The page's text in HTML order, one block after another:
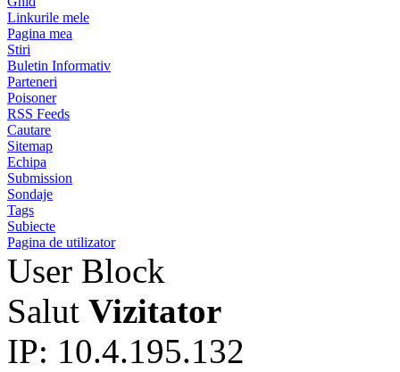
Linkurile mele
Pagina mea
Stiri
Buletin Informativ
Parteneri
Poisoner
RSS Feeds
Cautare
Sitemap
Echipa
Submission
Sondaje
Tags
Subiecte
Pagina de utilizator
User Block
Salut Vizitator
IP: 10.4.195.132